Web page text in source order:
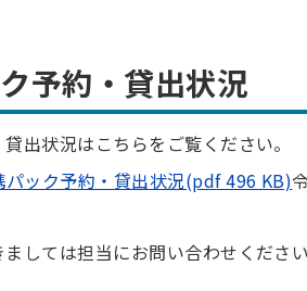
予約・貸出状況
出状況はこちらをご覧ください。
パック予約・貸出状況(pdf 496 KB)
しては担当にお問い合わせください